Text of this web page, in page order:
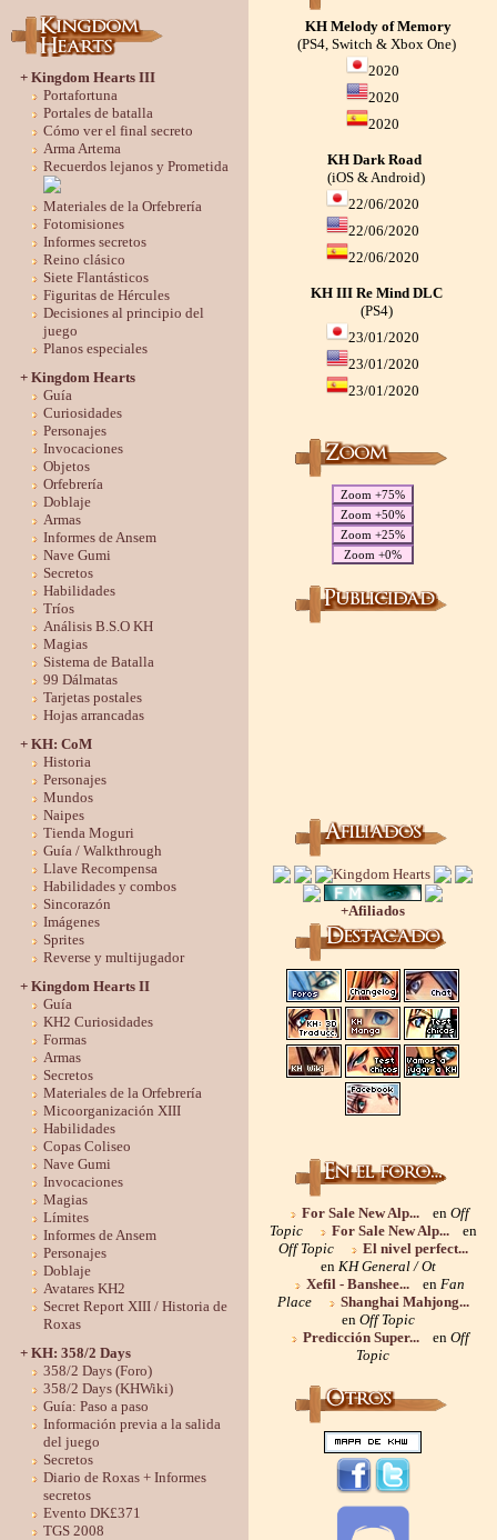
+ Kingdom Hearts III
Portafortuna
Portales de batalla
Cómo ver el final secreto
Arma Artema
Recuerdos lejanos y Prometida
Materiales de la Orfebrería
Fotomisiones
Informes secretos
Reino clásico
Siete Flantásticos
Figuritas de Hércules
Decisiones al principio del
juego
Planos especiales
+ Kingdom Hearts
Guía
Curiosidades
Personajes
Invocaciones
Objetos
Orfebrería
Doblaje
Armas
Informes de Ansem
Nave Gumi
Secretos
Habilidades
Tríos
Análisis B.S.O KH
Magias
Sistema de Batalla
99 Dálmatas
Tarjetas postales
Hojas arrancadas
+ KH: CoM
Historia
Personajes
Mundos
Naipes
Tienda Moguri
Guía / Walkthrough
Llave Recompensa
Habilidades y combos
Sincorazón
Imágenes
Sprites
Reverse y multijugador
+ Kingdom Hearts II
Guía
KH2 Curiosidades
Formas
Armas
Secretos
Materiales de la Orfebrería
Micoorganización XIII
Habilidades
Copas Coliseo
Nave Gumi
Invocaciones
Magias
Límites
Informes de Ansem
Personajes
Doblaje
Avatares KH2
Secret Report XIII / Historia de
Roxas
+ KH: 358/2 Days
358/2 Days (Foro)
358/2 Days (KHWiki)
Guía: Paso a paso
Información previa a la salida
del juego
Secretos
Diario de Roxas + Informes
secretos
Evento DK£371
TGS 2008
KH Melody of Memory
(PS4, Switch & Xbox One)
2020
2020
2020
KH Dark Road
(iOS & Android)
22/06/2020
22/06/2020
22/06/2020
KH III Re Mind DLC
(PS4)
23/01/2020
23/01/2020
23/01/2020
Zoom +75%
Zoom +50%
Zoom +25%
Zoom +0%
+Afiliados
For Sale New Alp... en Off
Topic
For Sale New Alp...
en
Off Topic
El nivel perfect...
en KH General / Ot
Xefil - Banshee...
en Fan
Place
Shanghai Mahjong...
en Off Topic
Predicción Super...
en Off
Topic